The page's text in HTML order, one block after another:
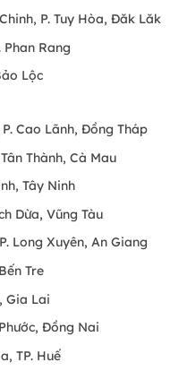
P. Tuy Hòa, Đăk Lăk
Rang
Lộc
Cao Lãnh, Đồng Tháp
Thành, Cà Mau
Tây Ninh
Dừa, Vũng Tàu
Long Xuyên, An Giang
Tre
Gia Lai
Đồng Nai
TP. Huế